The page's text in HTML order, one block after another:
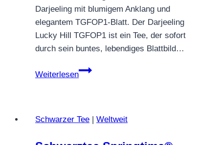
Darjeeling mit blumigem Anklang und
elegantem TGFOP1‑Blatt. Der Darjeeling
Lucky Hill TGFOP1 ist ein Tee, der sofort
durch sein buntes, lebendiges Blattbild…
Weiterlesen
Darjeeling
Schwarzer Tee | Weltweit